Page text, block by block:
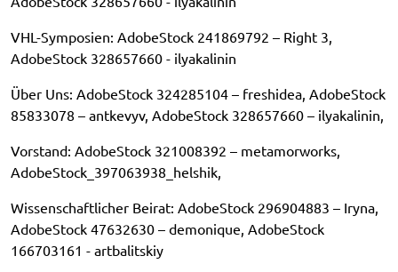
VHL-Symposien: AdobeStock 241869792 – Right 3,
AdobeStock 328657660 - ilyakalinin
Über Uns: AdobeStock 324285104 – freshidea, AdobeStock
85833078 – antkevyv, AdobeStock 328657660 – ilyakalinin,
Vorstand: AdobeStock 321008392 – metamorworks,
AdobeStock_397063938_helshik,
Wissenschaftlicher Beirat: AdobeStock 296904883 – Iryna,
AdobeStock 47632630 – demonique, AdobeStock
166703161 - artbalitskiy